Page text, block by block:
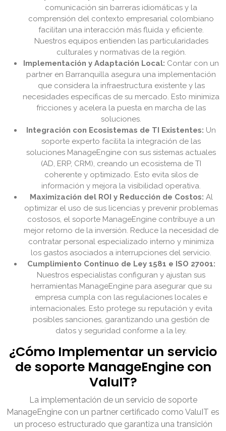
comunicación sin barreras idiomáticas y la
comprensión del contexto empresarial colombiano
facilitan una interacción más fluida y eficiente.
Nuestros equipos entienden las particularidades
culturales y normativas de la región.
Implementación y Adaptación Local: Contar con un
partner en Barranquilla asegura una implementación
que considera la infraestructura existente y las
necesidades específicas de su mercado. Esto minimiza
fricciones y acelera la puesta en marcha de las
soluciones.
Integración con Ecosistemas de TI Existentes: Un
soporte experto facilita la integración de las
soluciones ManageEngine con sus sistemas actuales
(AD, ERP, CRM), creando un ecosistema de TI
coherente y optimizado. Esto evita silos de
información y mejora la visibilidad operativa.
Maximización del ROI y Reducción de Costos: Al
optimizar el uso de sus licencias y prevenir problemas
costosos, el soporte ManageEngine contribuye a un
mejor retorno de la inversión. Reduce la necesidad de
contratar personal especializado interno y minimiza
los gastos asociados a interrupciones del servicio.
Cumplimiento Continuo de Ley 1581 e ISO 27001:
Nuestros especialistas configuran y ajustan sus
herramientas ManageEngine para asegurar que su
empresa cumpla con las regulaciones locales e
internacionales. Esto protege su reputación y evita
posibles sanciones, garantizando una gestión de
datos y seguridad conforme a la ley.
¿Cómo Implementar un servicio
de soporte ManageEngine con
ValuIT?
La implementación de un servicio de soporte
ManageEngine con un partner certificado como ValuIT es
un proceso estructurado que garantiza una transición